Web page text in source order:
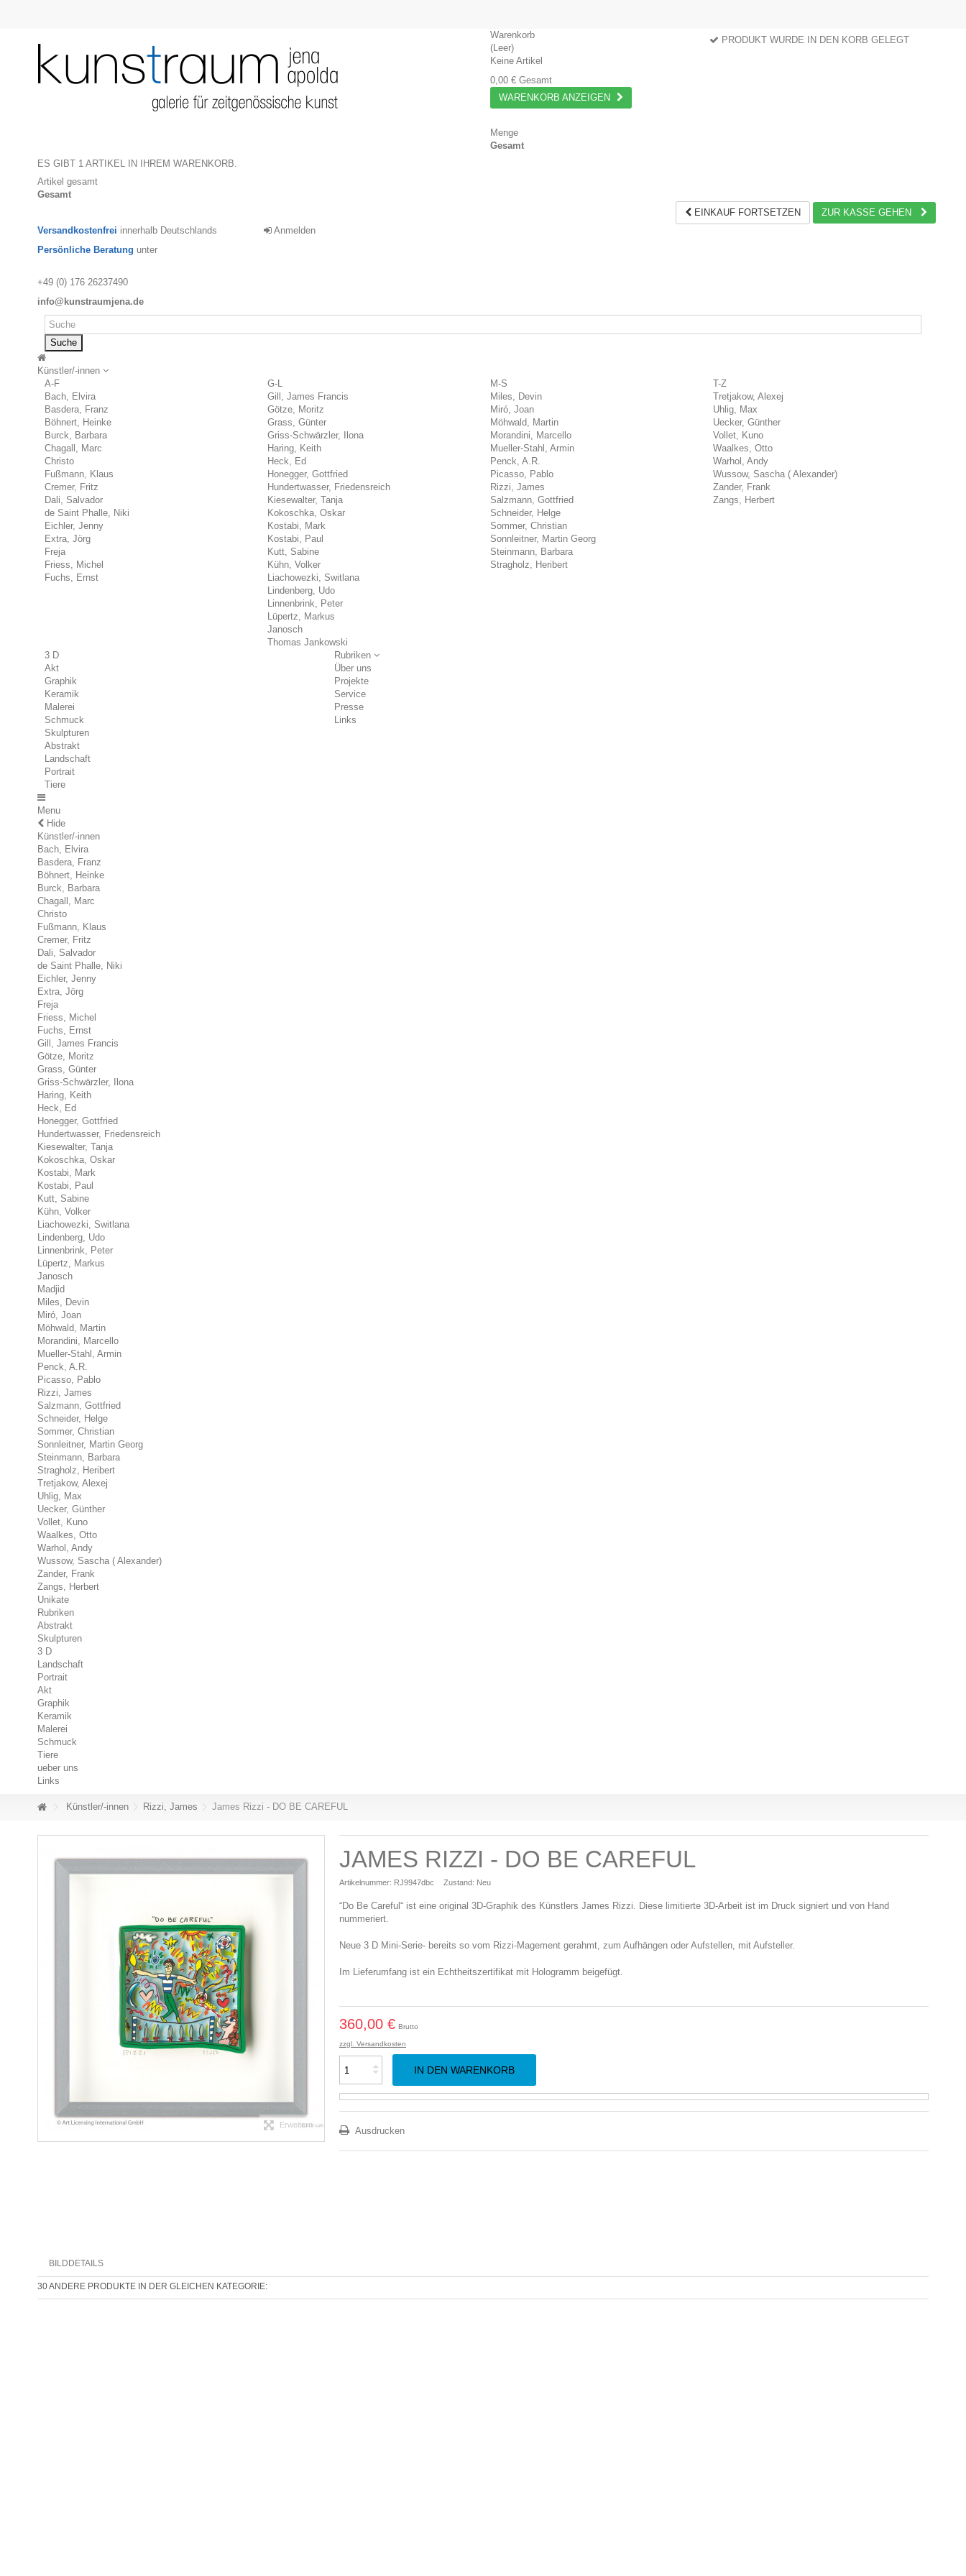
Warenkorb
(Leer)
Keine Artikel
0,00 € Gesamt
WARENKORB ANZEIGEN
PRODUKT WURDE IN DEN KORB GELEGT
Menge
Gesamt
ES GIBT 1 ARTIKEL IN IHREM WARENKORB.
Artikel gesamt
Gesamt
EINKAUF FORTSETZEN
ZUR KASSE GEHEN
Versandkostenfrei innerhalb Deutschlands
Persönliche Beratung unter
+49 (0) 176 26237490
info@kunstraumjena.de
Anmelden
Suche
Künstler/-innen
A-F
Bach, Elvira
Basdera, Franz
Böhnert, Heinke
Burck, Barbara
Chagall, Marc
Christo
Fußmann, Klaus
Cremer, Fritz
Dali, Salvador
de Saint Phalle, Niki
Eichler, Jenny
Extra, Jörg
Freja
Friess, Michel
Fuchs, Ernst
G-L
Gill, James Francis
Götze, Moritz
Grass, Günter
Griss-Schwärzler, Ilona
Haring, Keith
Heck, Ed
Honegger, Gottfried
Hundertwasser, Friedensreich
Kiesewalter, Tanja
Kokoschka, Oskar
Kostabi, Mark
Kostabi, Paul
Kutt, Sabine
Kühn, Volker
Liachowezki, Switlana
Lindenberg, Udo
Linnenbrink, Peter
Lüpertz, Markus
Janosch
Thomas Jankowski
M-S
Miles, Devin
Miró, Joan
Möhwald, Martin
Morandini, Marcello
Mueller-Stahl, Armin
Penck, A.R.
Picasso, Pablo
Rizzi, James
Salzmann, Gottfried
Schneider, Helge
Sommer, Christian
Sonnleitner, Martin Georg
Steinmann, Barbara
Stragholz, Heribert
T-Z
Tretjakow, Alexej
Uhlig, Max
Uecker, Günther
Vollet, Kuno
Waalkes, Otto
Warhol, Andy
Wussow, Sascha ( Alexander)
Zander, Frank
Zangs, Herbert
Rubriken
3 D
Akt
Graphik
Keramik
Malerei
Schmuck
Skulpturen
Abstrakt
Landschaft
Portrait
Tiere
Über uns
Projekte
Service
Presse
Links
Menu
Hide
Künstler/-innen
Bach, Elvira
Basdera, Franz
Böhnert, Heinke
Burck, Barbara
Chagall, Marc
Christo
Fußmann, Klaus
Cremer, Fritz
Dali, Salvador
de Saint Phalle, Niki
Eichler, Jenny
Extra, Jörg
Freja
Friess, Michel
Fuchs, Ernst
Gill, James Francis
Götze, Moritz
Grass, Günter
Griss-Schwärzler, Ilona
Haring, Keith
Heck, Ed
Honegger, Gottfried
Hundertwasser, Friedensreich
Kiesewalter, Tanja
Kokoschka, Oskar
Kostabi, Mark
Kostabi, Paul
Kutt, Sabine
Kühn, Volker
Liachowezki, Switlana
Lindenberg, Udo
Linnenbrink, Peter
Lüpertz, Markus
Janosch
Madjid
Miles, Devin
Miró, Joan
Möhwald, Martin
Morandini, Marcello
Mueller-Stahl, Armin
Penck, A.R.
Picasso, Pablo
Rizzi, James
Salzmann, Gottfried
Schneider, Helge
Sommer, Christian
Sonnleitner, Martin Georg
Steinmann, Barbara
Stragholz, Heribert
Tretjakow, Alexej
Uhlig, Max
Uecker, Günther
Vollet, Kuno
Waalkes, Otto
Warhol, Andy
Wussow, Sascha ( Alexander)
Zander, Frank
Zangs, Herbert
Unikate
Rubriken
Abstrakt
Skulpturen
3 D
Landschaft
Portrait
Akt
Graphik
Keramik
Malerei
Schmuck
Tiere
ueber uns
Links
Künstler/-innen Rizzi, James James Rizzi - DO BE CAREFUL
Erweitern
JAMES RIZZI - DO BE CAREFUL
Artikelnummer: RJ9947dbc Zustand: Neu
“Do Be Careful“ ist eine original 3D-Graphik des Künstlers James Rizzi. Diese limitierte 3D-Arbeit ist im Druck signiert und von Hand
nummeriert.
Neue 3 D Mini-Serie- bereits so vom Rizzi-Magement gerahmt, zum Aufhängen oder Aufstellen, mit Aufsteller.
Im Lieferumfang ist ein Echtheitszertifikat mit Hologramm beigefügt.
360,00 € Brutto
zzgl. Versandkosten
IN DEN WARENKORB
Ausdrucken
BILDDETAILS
30 ANDERE PRODUKTE IN DER GLEICHEN KATEGORIE: